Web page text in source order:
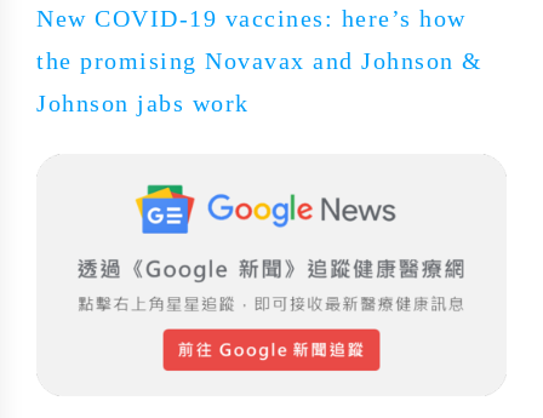
New COVID-19 vaccines: here’s how
the promising Novavax and Johnson &
Johnson jabs work